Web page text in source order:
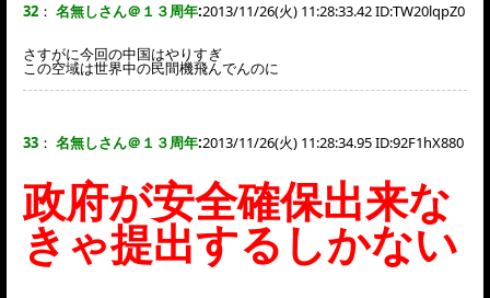
32 ： 名無しさん＠１３周年:2013/11/26(火) 11:28:33.42 ID:TW20lqpZ0
さすがに今回の中国はやりすぎ
この空域は世界中の民間機飛んでんのに
33 ： 名無しさん＠１３周年:2013/11/26(火) 11:28:34.95 ID:92F1hX880
政府が安全確保出来な
きゃ提出するしかない